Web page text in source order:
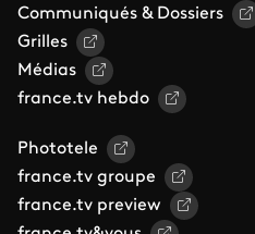
Communiqués & Dossiers
Grilles
Médias
france.tv hebdo
Phototele
france.tv groupe
france.tv preview